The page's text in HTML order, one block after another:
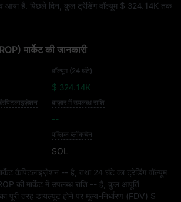
आया है. पिछले दिन, कुल ट्रेडिंग वॉल्यूम $ 324.14K तक
मार्केट की जानकारी
वॉल्यूम (24 घंटे)
$ 324.14K
कैपिटलाइज़ेशन बाज़ार में उपलब्ध राशि
--
पब्लिक ब्लॉकचेन
SOL
कैपिटलाइज़ेशन -- है, तथा 24 घंटे का ट्रेडिंग वॉल्यूम
की मार्केट में उपलब्ध राशि -- है, कुल आपूर्ति
पूरी तरह डायल्यूट होने पर मूल्य-निर्धारण (FDV) $